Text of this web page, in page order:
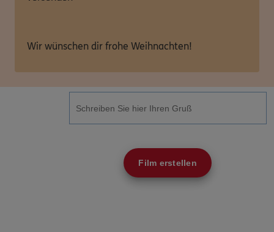
Wir wünschen dir frohe Weihnachten!